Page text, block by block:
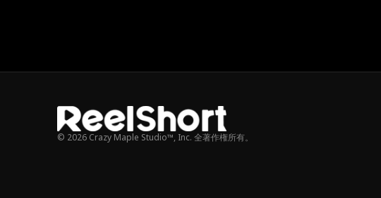
© 2026 Crazy Maple Studio™, Inc. 全著作権所有。